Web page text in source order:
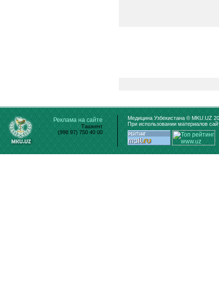
Реклама на сайте
Ташкент
(998 97) 750 40 00
Медицина Узбекистана © MKU.UZ
При использовании материалов